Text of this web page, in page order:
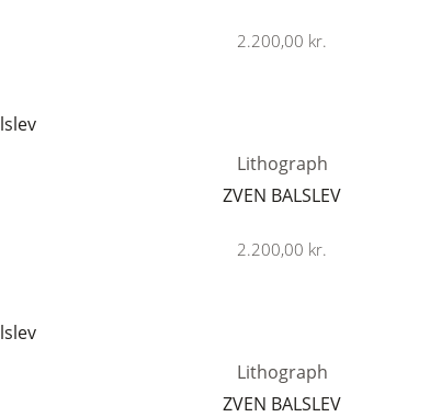
2.200,00 kr.
Lithograph
ZVEN BALSLEV
2.200,00 kr.
Lithograph
ZVEN BALSLEV